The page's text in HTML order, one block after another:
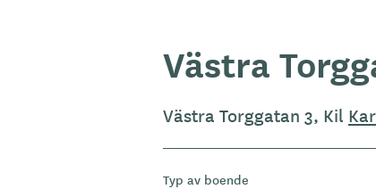
Västra
Västra Torggatan 3, Kil
Typ av boende